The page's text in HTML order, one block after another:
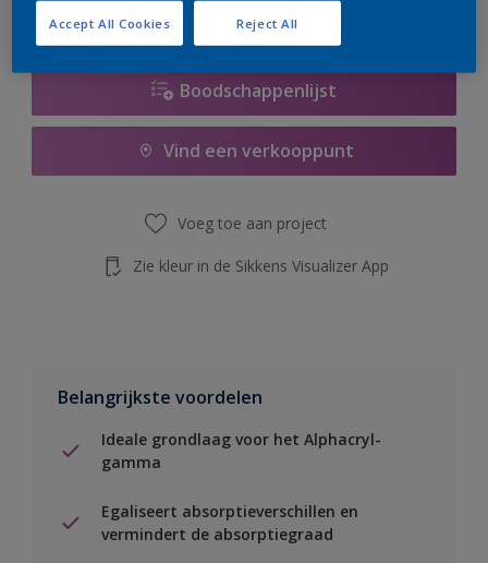
Boodschappenlijst
Vind een verkooppunt
Voeg toe aan project
Zie kleur in de Sikkens Visualizer App
Belangrijkste voordelen
Ideale grondlaag voor het Alphacryl-
gamma
Egaliseert absorptieverschillen en
vermindert de absorptiegraad
Reject All
Accept All Cookies